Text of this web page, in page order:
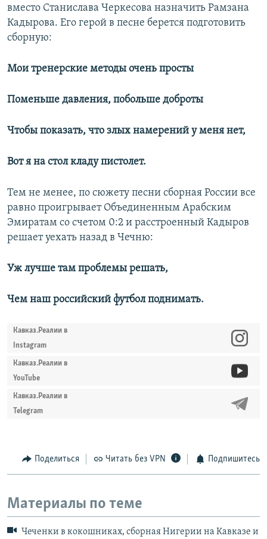
вместо Станислава Черкесова назначить Рамзана
Кадырова. Его герой в песне берется подготовить
сборную:
Мои тренерские методы очень просты
Поменьше давления, побольше доброты
Чтобы показать, что злых намерений у меня нет,
Вот я на стол кладу пистолет.
Тем не менее, по сюжету песни сборная России все
равно проигрывает Объединенным Арабским
Эмиратам со счетом 0:2 и расстроенный Кадыров
решает уехать назад в Чечню:
Уж лучше там проблемы решать,
Чем наш российский футбол поднимать.
Кавказ.Реалии в
Instagram
Кавказ.Реалии в
YouTube
Кавказ.Реалии в
Telegram
Поделиться Читать без VPN Подпишитесь
Материалы по теме
Чеченки в кокошниках, сборная Нигерии на Кавказе и